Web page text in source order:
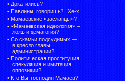
• Докатились?
• Павлины, говоришь?.. Хе-х!
• Мамаевские «засланцы»?
• «Мамаевская идеология» –
ложь и демагогия?
• Со скамьи подсудимых —
в кресло главы
администрации?
• Политическая проституция,
спекуляция и имитация
оппозиции?
• Кто Вы, господин Мамаев?